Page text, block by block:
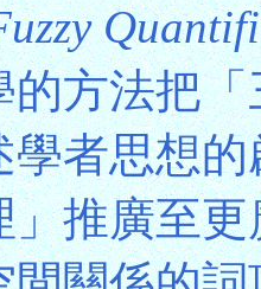
的方法把
學者思想
」推廣至